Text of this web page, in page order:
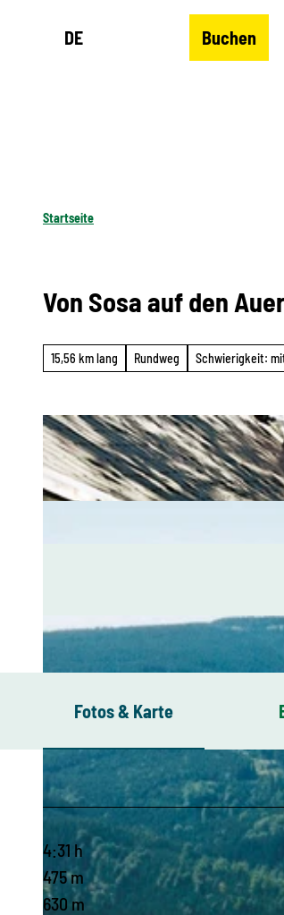
DE Buchen
Startseite
Von Sosa auf den
15,56 km lang Rundweg Schwierigkeit:
Fotos & Karte
4:31 h
475 m
630 m